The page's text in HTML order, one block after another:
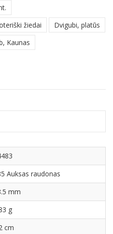
žiedai
Dvigubi, platūs
Kaunas
Auksas raudonas
mm
g
cm